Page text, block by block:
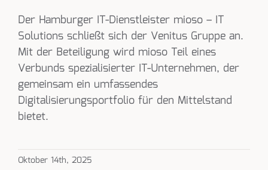
Der Hamburger IT-Dienstleister mioso – IT
Solutions schließt sich der Venitus Gruppe an.
Mit der Beteiligung wird mioso Teil eines
Verbunds spezialisierter IT-Unternehmen, der
gemeinsam ein umfassendes
Digitalisierungsportfolio für den Mittelstand
bietet.
Oktober 14th, 2025